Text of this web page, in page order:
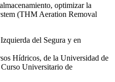
optimizar la
(THM Aeration Removal
del Segura y en
Hídricos, de la Universidad de
Universitario de